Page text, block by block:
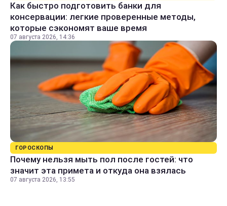
Как быстро подготовить банки для
консервации: легкие проверенные методы,
которые сэкономят ваше время
07 августа 2026, 14:36
ГОРОСКОПЫ
Почему нельзя мыть пол после гостей: что
значит эта примета и откуда она взялась
07 августа 2026, 13:55